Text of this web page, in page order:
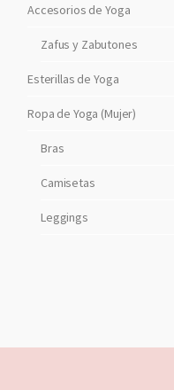
t
o
n
Accesorios de Yoga
Zafus y Zabutones
Esterillas de Yoga
Ropa de Yoga (Mujer)
Bras
Camisetas
Leggings